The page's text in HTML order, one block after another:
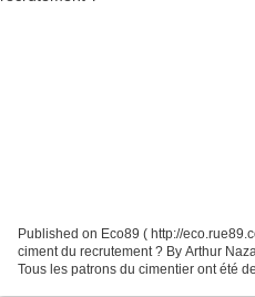
Published on Eco89 ( http://
ciment du recrutement ? By Arthur
Tous les patrons du cimentier ont été